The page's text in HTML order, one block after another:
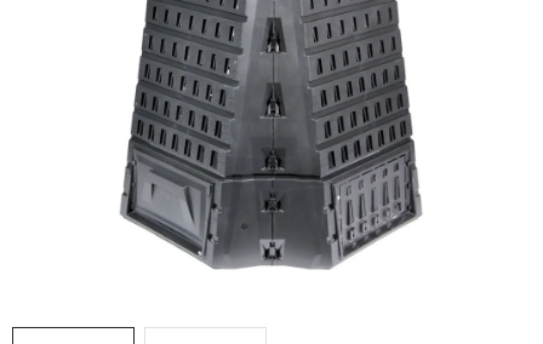
VYVÝŠENÉ ZÁHONY
KOMPOSTÉRY
BETÓNOVÉ PLOTY
AKCIA - MIERNE POŠKODENÝ TOVAR